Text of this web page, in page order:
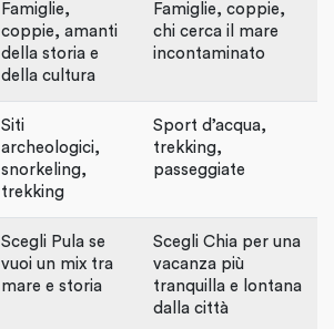
Famiglie,
coppie, amanti
della storia e
della cultura
Famiglie, coppie,
chi cerca il mare
incontaminato
Siti
archeologici,
snorkeling,
trekking
Sport d’acqua,
trekking,
passeggiate
Scegli Pula se
vuoi un mix tra
mare e storia
Scegli Chia per una
vacanza più
tranquilla e lontana
dalla città